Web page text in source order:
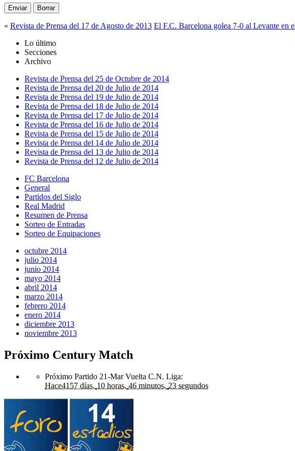
« Revista de Prensa del 17 de Agosto de 2013 El F.C. Barcelona golea 7-0 al Levante en
Lo último
Secciones
Archivo
Revista de Prensa del 25 de Octubre de 2014
Revista de Prensa del 20 de Julio de 2014
Revista de Prensa del 19 de Julio de 2014
Revista de Prensa del 18 de Julio de 2014
Revista de Prensa del 17 de Julio de 2014
Revista de Prensa del 16 de Julio de 2014
Revista de Prensa del 15 de Julio de 2014
Revista de Prensa del 14 de Julio de 2014
Revista de Prensa del 13 de Julio de 2014
Revista de Prensa del 12 de Julio de 2014
FC Barcelona
General
Partidos del Siglo
Real Madrid
Resumen de Prensa
Sorteo de Entradas
Sorteo de Equipaciones
octubre 2014
julio 2014
junio 2014
mayo 2014
abril 2014
marzo 2014
febrero 2014
enero 2014
diciembre 2013
noviembre 2013
Próximo Century Match
Próximo Partido 21-Mar Vuelta C.N. Liga:
Hace4157 días, 10 horas, 46 minutos, 23 segundos